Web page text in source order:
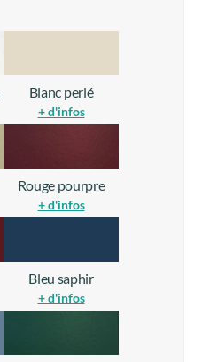
Blanc perlé
+ d'infos
Rouge pourpre
+ d'infos
Bleu saphir
+ d'infos